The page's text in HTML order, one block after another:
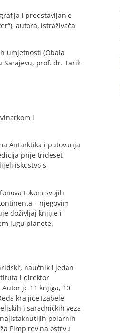
i predstavljanje
autora, istraživača
umjetnosti (Obala
Sarajevu, prof. dr. Tarik
i
Antarktika i putovanja
prije trideset
iskustvo s
tokom svojih
– njegovim
doživljaj knjige i
jugu planete.
naučnik i jedan
i direktor
je 11 knjiga, 10
kraljice Izabele
i saradničkih veza
polarnih
Pimpirev na ostrvu